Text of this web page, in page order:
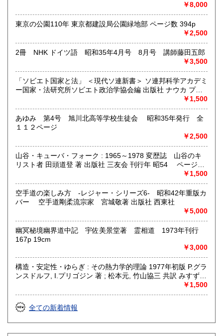
出張費は無料です。旧家、蔵のあるお宅、昭和40年以前の古
いお宅の買取は、遠方でも大歓迎です。
取り扱い分野
社会科学、美術工芸、古典籍、近代文献、外国書
本店）西沢園（長野県中堅町 西澤園本舗）梅の花（信州須
坂市梅の園茶店）奈良此園（信州中野町 西澤茶舗）美泉瀧
（信州長野市新町 茶間屋美濃久商店）瀧の音（信濃吉田本
￥8,000
東京の公園110年 東京都建設局公園緑地部 ページ数 394p
￥2,500
2冊 NHK ドイツ語 昭和35年4月号 8月号 講師藤田五郎
￥3,500
「ソビエト国家と法」 ＜現代ソ連新書＞ ソ連邦科学アカデミ
ー国家・法研究所ソビエト政治学協会編 出版社 ナウカ プロ
￥1,500
あゆみ 第4号 旭川北高等学校生徒会 昭和35年発行 全
１１２ページ
￥2,500
山谷・キューバ・フォーク : 1965～1978 変歴誌 山谷のキ
リスト者 田頭道登 著 出版社 三友会 刊行年 昭54 ページ数
￥1,500
空手道の楽しみ方 -レジャー・シリーズ6- 昭和42年重版カ
バー 空手道剛柔流宗家 宮城敬著 出版社 西東社
￥5,000
幽冥秘境幽界道中記 宇佐美景堂著 霊相道 1973年刊行
167p 19cm
￥3,000
構造・安定性・ゆらぎ : その熱力学的理論 1977年初版 P.グラ
ンスドルフ, I.プリゴジン 著 ; 松本元, 竹山協三 共訳 みすず書
房〈熱力学の方法を、平衡はもとより非線形性や不安定性を
も含むあらゆる現象へ拡張できないであろうか？ ……新し
い「構造」は常に不安定性の結果として出現する。すなわち
それはゆらぎから生じるものである。ふつうはゆらぎが生じ
￥1,500
全ての新着情報